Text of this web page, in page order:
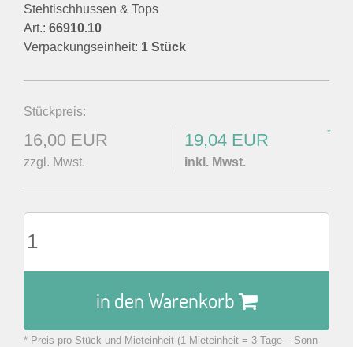
Stehtischhussen & Tops
Art.: 66910.10
Verpackungseinheit: 1 Stück
Stückpreis:
16,00 EUR
zzgl. Mwst.
19,04 EUR *
inkl. Mwst.
in den Warenkorb
* Preis pro Stück und Mieteinheit (1 Mieteinheit = 3 Tage – Sonn-